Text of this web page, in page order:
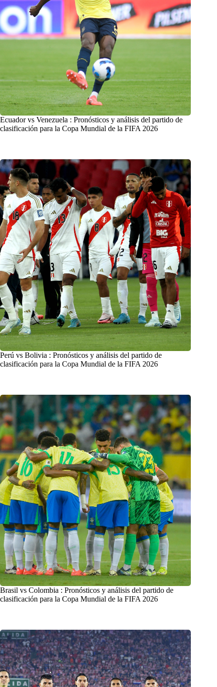
Ecuador vs Venezuela : Pronósticos y análisis del partido de
clasificación para la Copa Mundial de la FIFA 2026
Perú vs Bolivia : Pronósticos y análisis del partido de
clasificación para la Copa Mundial de la FIFA 2026
Brasil vs Colombia : Pronósticos y análisis del partido de
clasificación para la Copa Mundial de la FIFA 2026